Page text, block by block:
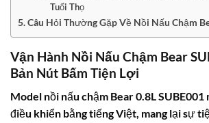
Tuổi Thọ
Câu Hỏi Thường Gặp Về Nồi Nấu Chậm
Vận Hành Nồi Nấu Chậm Bear
Bản Nút Bấm Tiện Lợi
Model nồi nấu chậm Bear 0.8L
điều khiển bằng tiếng Việt, mang lại sự